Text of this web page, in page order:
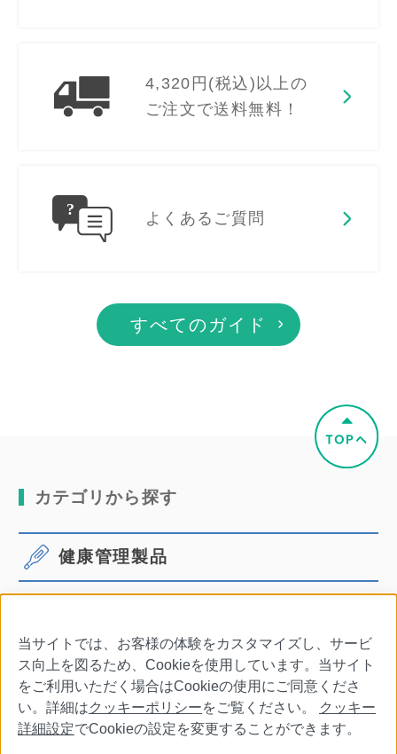
4,320円(税込)以上の
ご注文で送料無料！
よくあるご質問
すべてのガイド
カテゴリから探す
健康管理製品
口腔ケア その他商品・別売品
当サイトでは、お客様の体験をカスタマイズし、サービ
ス向上を図るため、Cookieを使用しています。当サイト
をご利用いただく場合はCookieの使用にご同意くださ
い。詳細はクッキーポリシーをご覧ください。
クッキー
詳細設定でCookieの設定を変更することができます。